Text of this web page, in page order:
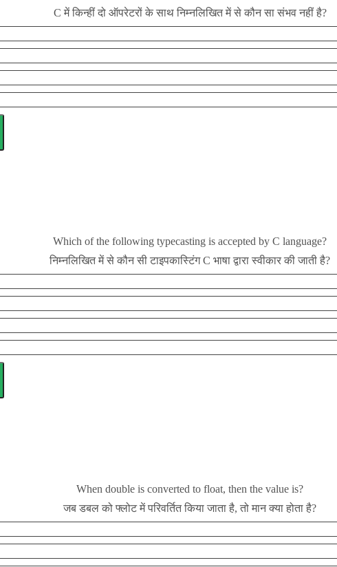
C में किन्हीं दो ऑपरेटरों के साथ निम्नलिखित में से कौन सा संभव नहीं है?
Which of the following typecasting is accepted by C language?
निम्नलिखित में से कौन सी टाइपकास्टिंग C भाषा द्वारा स्वीकार की जाती है?
When double is converted to float, then the value is?
जब डबल को फ्लोट में परिवर्तित किया जाता है, तो मान क्या होता है?